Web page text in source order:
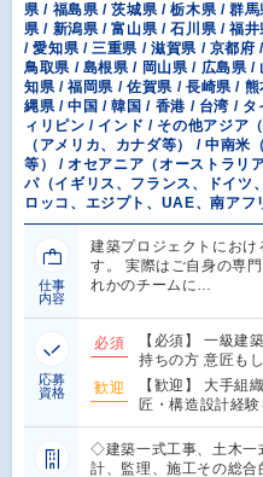
県 / 福島県 / 茨城県 / 栃木県 / 群
県 / 新潟県 / 富山県 / 石川県 / 福
/ 愛知県 / 三重県 / 滋賀県 / 京都
鳥取県 / 島根県 / 岡山県 / 広島県
知県 / 福岡県 / 佐賀県 / 長崎県 /
縄県 / 中国 / 韓国 / 香港 / 台湾 /
ィリピン / インド / その他アジア
（アメリカ、カナダ等） / 中南米
等） / オセアニア（オーストラリ
パ（イギリス、フランス、ドイツ
ロッコ、エジプト、UAE、南アフ
仕事
内容
建築プロジェクトにおけ
す。 実際はご自身の専
れかのチームに…
応募
資格
必須
【必須】 一級建
持ちの方 意匠も
歓迎
【歓迎】 大手組
匠・構造設計経
◇建築一式工事、土木一
計、監理、施工その総